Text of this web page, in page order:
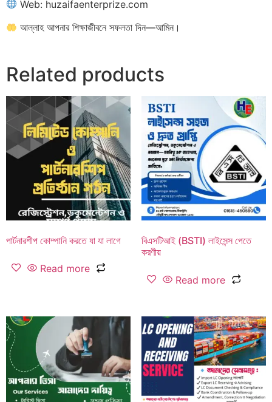
Web: huzaifaenterprize.com
আল্লাহ আপনার শিক্ষাজীবনে সফলতা দিন—আমিন।
Related products
পার্টনারশীপ কোম্পানি করতে যা যা লাগে
Read more
বিএসটিআই (BSTI) লাইসেন্স পেতে
করণীয়
Read more